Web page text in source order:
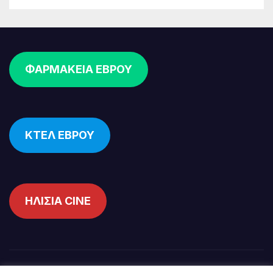
ΦΑΡΜΑΚΕΙΑ ΕΒΡΟΥ
ΚΤΕΛ ΕΒΡΟΥ
ΗΛΙΣΙΑ CINE